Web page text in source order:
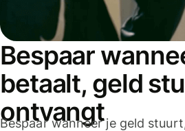
Bespaar
betaalt, geld
ontvangt
Bespaar wanneer je geld